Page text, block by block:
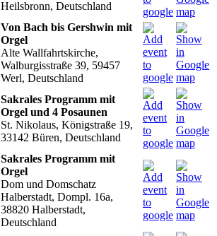
Heilsbronn, Deutschland
Von Bach bis Gershwin mit
Orgel
Alte Wallfahrtskirche,
Walburgisstraße 39, 59457
Werl, Deutschland
Sakrales Programm mit
Orgel und 4 Posaunen
St. Nikolaus, Königstraße 19,
33142 Büren, Deutschland
Sakrales Programm mit
Orgel
Dom und Domschatz
Halberstadt, Dompl. 16a,
38820 Halberstadt,
Deutschland